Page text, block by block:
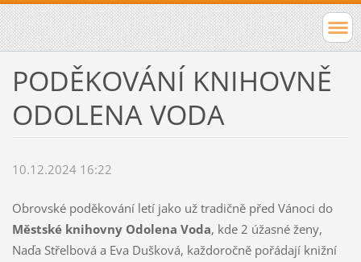
PODĚKOVÁNÍ KNIHOVNĚ
ODOLENA VODA
10.12.2024 16:22
Obrovské poděkování letí jako už tradičně před Vánoci do
Městské knihovny Odolena Voda, kde 2 úžasné ženy,
Naďa Střelbová a Eva Dušková, každoročně pořádají knižní